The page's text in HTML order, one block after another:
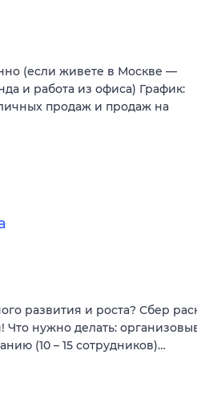
(если живете в Москве —
и работа из офиса) График:
продаж и продаж на
развития и роста? Сбер
нужно делать:
(10 – 15 сотрудников)…